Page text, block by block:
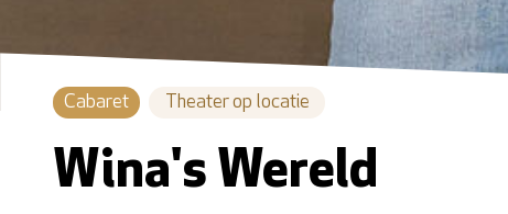
Cabaret Theater op locatie
Wina's Wereld